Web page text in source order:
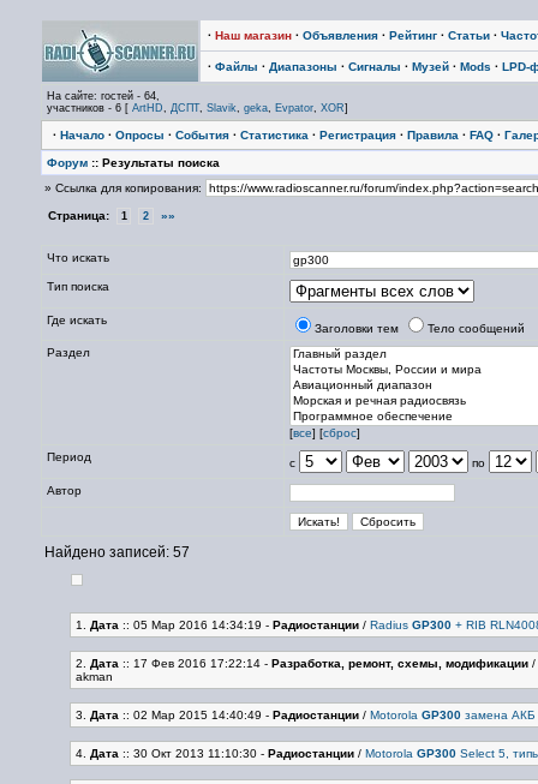
· Наш магазин · Объявления · Рейтинг · Статьи ·
· Файлы · Диапазоны · Сигналы · Музей · Mods · LPD-
На сайте: гостей - 64,
участников - 6 [ ArtHD, ДСПТ, Slavik, geka, Evpator, XOR]
· Начало · Опросы · События · Статистика · Регистрация · Правила · FAQ ·
Форум :: Результаты поиска
» Ссылка для копирования:
Страница: 1 2 »»
Что искать
Тип поиска
Где искать
Заголовки тем
Тело сообщений
Раздел
[все] [сброс]
Период
с по
Автор
Найдено записей: 57
1. Дата :: 05 Мар 2016 14:34:19 - Радиостанции / Radius GP300 + RIB
2. Дата :: 17 Фев 2016 17:22:14 - Разработка, ремонт, схемы, модификации /
akman
3. Дата :: 02 Мар 2015 14:40:49 - Радиостанции / Motorola GP300 замена АКБ
4. Дата :: 30 Окт 2013 11:10:30 - Радиостанции / Motorola GP300 Select 5,